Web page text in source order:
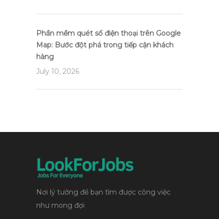
Phần mềm quét số điện thoại trên Google
Map: Bước đột phá trong tiếp cận khách
hàng
July 10, 2026
Nơi lý tưởng để bạn tìm được công việc
như mong đợi